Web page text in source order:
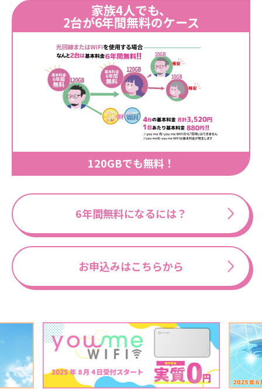
家族4人でも、
2台が6年間無料のケース
120GBでも無料！
6年間無料になるには？
お申込みはこちらから